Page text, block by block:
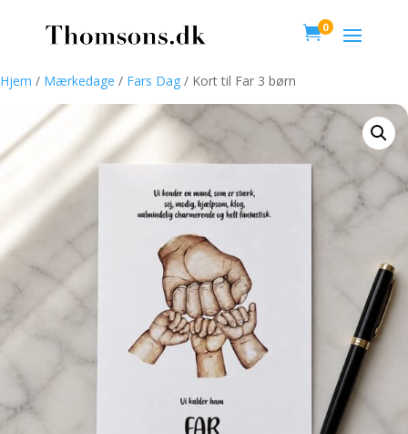
0
Hjem / Mærkedage / Fars Dag / Kort til Far 3 børn